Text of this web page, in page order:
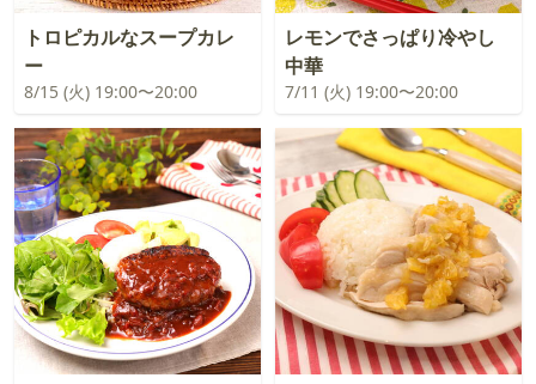
トロピカルなスープカレ
ー
8/15 (火) 19:00〜20:00
レモンでさっぱり冷やし
中華
7/11 (火) 19:00〜20:00